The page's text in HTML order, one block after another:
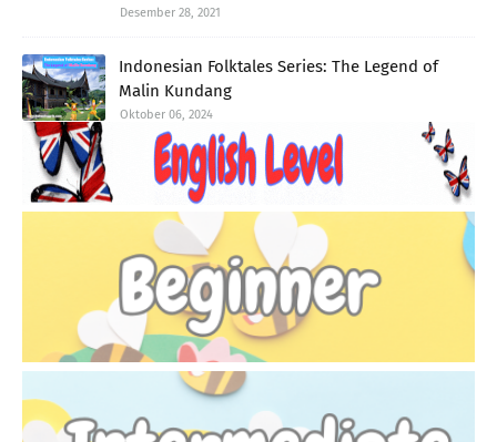
Desember 28, 2021
Indonesian Folktales Series: The Legend of
Malin Kundang
Oktober 06, 2024